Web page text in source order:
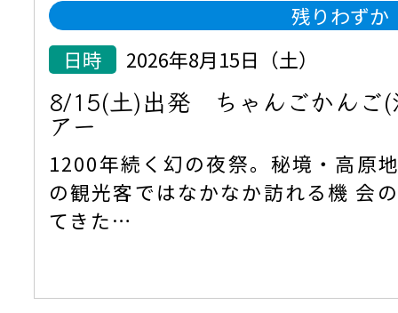
残りわずか
日時
2026年8月15日（土）
8/15(土)出発 ちゃんごかんご(
アー
1200年続く幻の夜祭。秘境・高原
の観光客ではなかなか訪れる機 会
てきた…